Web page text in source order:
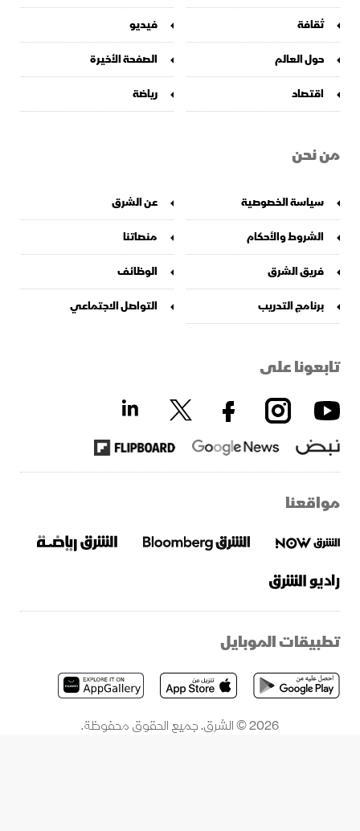
ثقافة
فيديو
حول العالم
الصفحة الأخيرة
اقتصاد
رياضة
من نحن
سياسة الخصوصية
عن الشرق
الشروط والأحكام
منصاتنا
فريق الشرق
الوظائف
برنامج التدريب
التواصل الاجتماعي
تابعونا على
مواقعنا
تطبيقات الموبايل
2026 © الشرق. جميع الحقوق محفوظة.